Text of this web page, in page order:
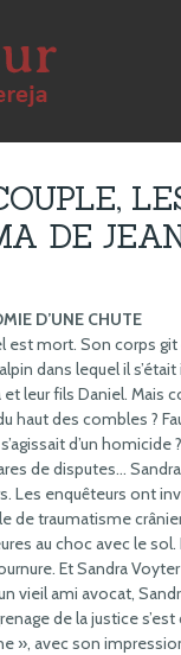
DE
D’UNE CHUTE
est mort. Son corps git
dans lequel il
et leur fils Daniel.
haut des combles ?
s’agissait d’un
de disputes…
Les enquêteurs ont
de traumatisme
au choc avec le
Et Sandra
vieil ami avocat,
de la justice
», avec son